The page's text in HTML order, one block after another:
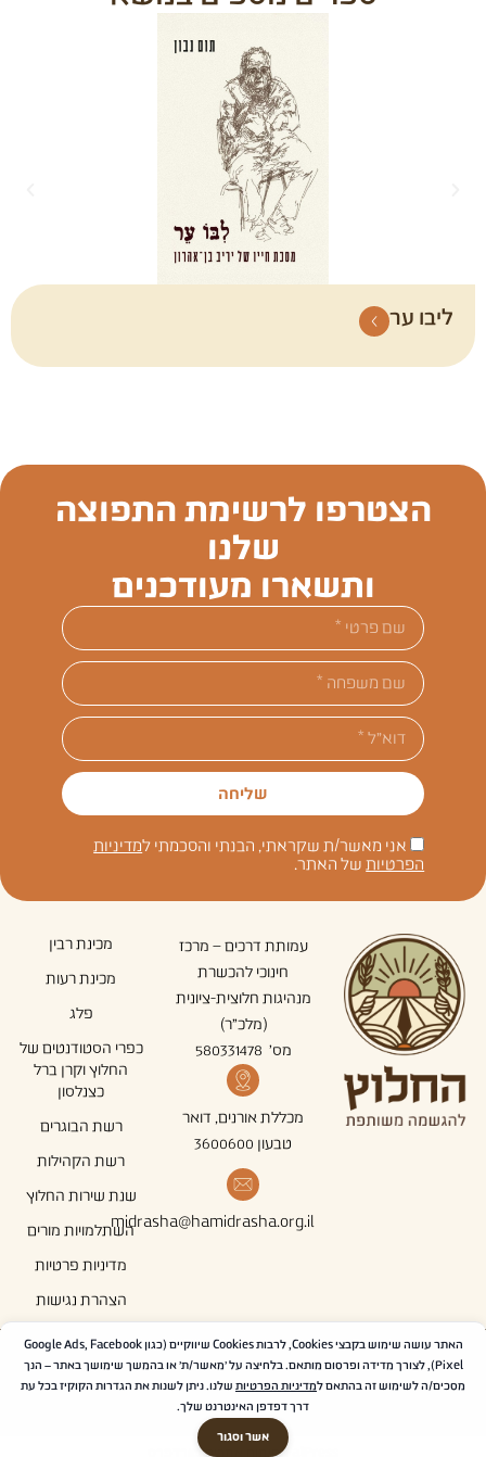
ליבו ער
הצטרפו לרשימת התפוצה
שלנו
ותשארו מעודכנים
אני מאשר/ת שקראתי, הבנתי והסכמתי למדיניות
הפרטיותשל האתר.
שליחה
עמותת דרכים – מרכז
חינוכי להכשרת
מנהיגות חלוצית-ציונית
(מלכ"ר)
מס' 580331478
מכללת אורנים, דואר
טבעון 3600600
midrasha@hamidrasha.org.il
מכינת רבין
מכינת רעות
פלג
כפרי הסטודנטים של
החלוץ וקרן ברל
כצנלסון
רשת הבוגרים
רשת הקהילות
שנת שירות החלוץ
השתלמויות מורים
מדיניות פרטיות
הצהרת נגישות
עקבו אחרינו ברשתות
TalPress פיתוח אתרים בוורדפרס
אשר וסגור
האתר עושה שימוש בקבצי Cookies, לרבות Cookies שיווקיים (כגון Google Ads, Facebook
Pixel), לצורך מדידה ופרסום מותאם. בלחיצה על 'מאשר/ת' או בהמשך שימושך באתר – הנך
מסכים/ה לשימוש זה בהתאם למדיניות הפרטיות שלנו. ניתן לשנות את הגדרות הקוקיז בכל עת
דרך דפדפן האינטרנט שלך.